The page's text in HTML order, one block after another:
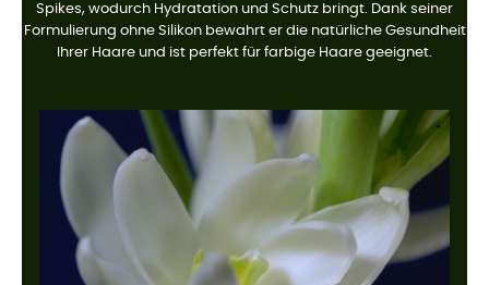
Spikes, wodurch Hydratation und Schutz bringt. Dank seiner
Formulierung ohne Silikon bewahrt er die natürliche Gesundheit
Ihrer Haare und ist perfekt für farbige Haare geeignet.